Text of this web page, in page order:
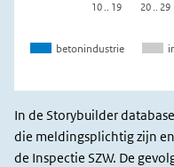
In de Storybuilder
die meldingsplichtig zijn
de Inspectie SZW. De